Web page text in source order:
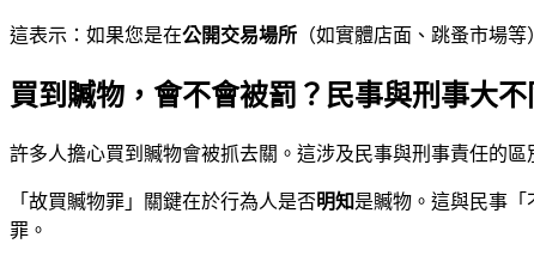
這表示：如果您是在公開交易場所 （如實體店面、跳蚤市場等
買到贓物，會不會被罰？民事與刑事大不
許多人擔心買到贓物會被抓去關。這涉及民事與刑事責任的
「故買贓物罪」關鍵在於行為人是否明知是贓物。這與民事
罪。